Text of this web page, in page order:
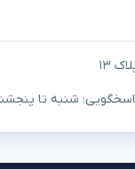
۱۳
شنبه تا پنجشنبه ۱۰ صبح تا